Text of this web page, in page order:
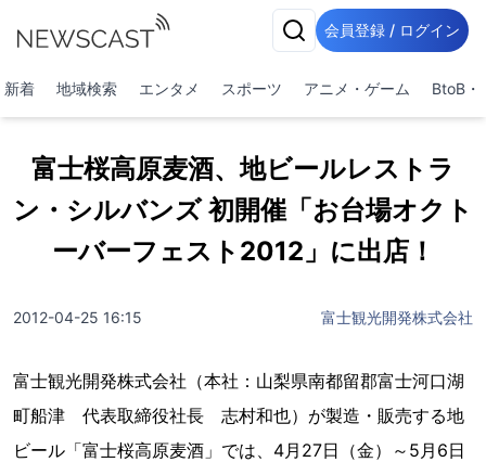
会員登録 / ログイン
新着 地域検索 エンタメ スポーツ アニメ・ゲーム BtoB・
富士桜高原麦酒、地ビールレストラ
ン・シルバンズ 初開催「お台場オクト
ーバーフェスト2012」に出店！
2012-04-25 16:15 富士観光開発株式会社
富士観光開発株式会社（本社：山梨県南都留郡富士河口湖
町船津 代表取締役社長 志村和也）が製造・販売する地
ビール「富士桜高原麦酒」では、4月27日（金）～5月6日